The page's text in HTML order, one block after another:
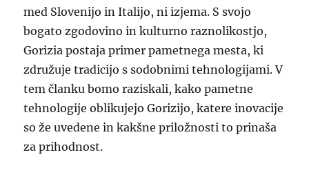
med Slovenijo in Italijo, ni izjema. S svojo
bogato zgodovino in kulturno raznolikostjo,
Gorizia postaja primer pametnega mesta, ki
združuje tradicijo s sodobnimi tehnologijami. V
tem članku bomo raziskali, kako pametne
tehnologije oblikujejo Gorizijo, katere inovacije
so že uvedene in kakšne priložnosti to prinaša
za prihodnost.